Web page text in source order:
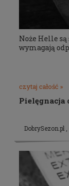
Noże Helle są
wymagają
czytaj całość »
DobrySezon.pl